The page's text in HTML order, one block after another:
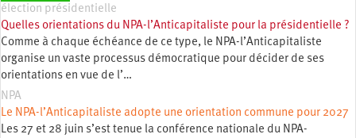
élection présidentielle
Quelles orientations du NPA-l’Anticapitaliste pour la présidentielle ?
Comme à chaque échéance de ce type, le NPA-l’Anticapitaliste
organise un vaste processus démocratique pour décider de ses
orientations en vue de l’…
NPA
Le NPA-l’Anticapitaliste adopte une orientation commune pour 2027
Les 27 et 28 juin s’est tenue la conférence nationale du NPA-